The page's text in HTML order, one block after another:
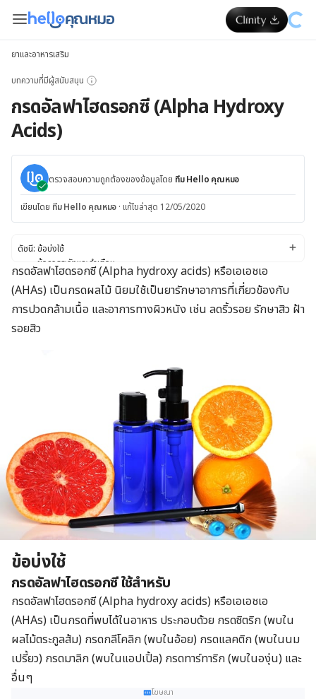
ยาและอาหารเสริม
บทความที่มีผู้สนับสนุน
กรดอัลฟาไฮดรอกซี (Alpha Hydroxy
Acids)
ตรวจสอบความถูกต้องของข้อมูลโดย ทีม Hello คุณหมอ
เขียนโดย ทีม Hello คุณหมอ · แก้ไขล่าสุด 12/05/2020
ดัชนี: ข้อบ่งใช้
ข้อควรระวังและคำเตือน
ผลข้างเคียง
ปฏิกิริยาต่อยา
ขนาดยา
กรดอัลฟาไฮดรอกซี (Alpha hydroxy acids) หรือเอเอชเอ
(AHAs) เป็นกรดผลไม้ นิยมใช้เป็นยารักษาอาการที่เกี่ยวข้องกับ
การปวดกล้ามเนื้อ และอาการทางผิวหนัง เช่น ลดริ้วรอย รักษาสิว ฝ้า
รอยสิว
ข้อบ่งใช้
กรดอัลฟาไฮดรอกซี ใช้สำหรับ
กรดอัลฟาไฮดรอกซี (Alpha hydroxy acids) หรือเอเอชเอ
(AHAs) เป็นกรดที่พบได้ในอาหาร ประกอบด้วย กรดซิตริก (พบใน
ผลไม้ตระกูลส้ม) กรดกลีโคลิก (พบในอ้อย) กรดแลคติก (พบในนม
เปรี้ยว) กรดมาลิก (พบในแอปเปิ้ล) กรดทาร์ทาริก (พบในองุ่น) และ
อื่นๆ
โฆษณา